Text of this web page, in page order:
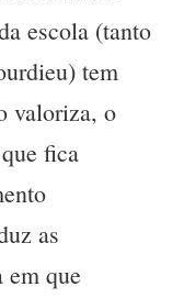
escola (tanto
tem
valoriza, o
fica
as
em que